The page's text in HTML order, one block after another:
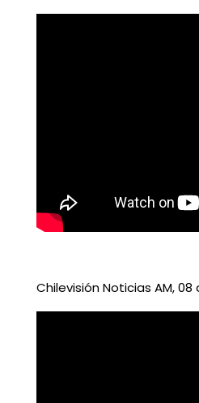
Chilevisión Noticias AM, 08